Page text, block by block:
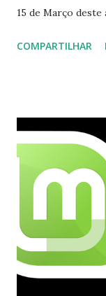
15 de Março deste
integrado com o
o Windows Live
mesmo na versão
opções e o
COMPARTILHAR